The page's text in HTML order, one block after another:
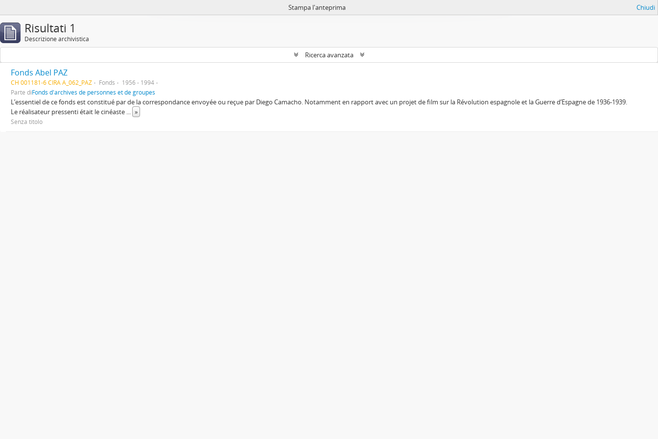
Stampa l'anteprima Chiudi
Risultati 1
Descrizione archivistica
Ricerca avanzata
Fonds Abel PAZ
CH 001181-6 CIRA A_062_PAZ Fonds
1956 - 1994
Parte diFonds d'archives de personnes et de groupes
L’essentiel de ce fonds est constitué par de la correspondance envoyée ou reçue par Diego Camacho. Notamment en rapport avec un projet de film sur la Révolution espagnole et la Guerre d’Espagne de 1936-1939.
Le réalisateur pressenti était le cinéaste ... »
Senza titolo